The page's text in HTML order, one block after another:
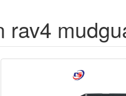
rav4